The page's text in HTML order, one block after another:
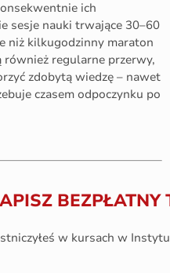
ich
sesje nauki trwające 30–60
niż kilkugodzinny maraton
regularne przerwy,
zdobytą wiedzę – nawet
czasem odpoczynku po
BEZPŁATNY
w kursach w